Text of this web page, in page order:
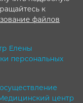
к
файлов
Елены
персональных
центр